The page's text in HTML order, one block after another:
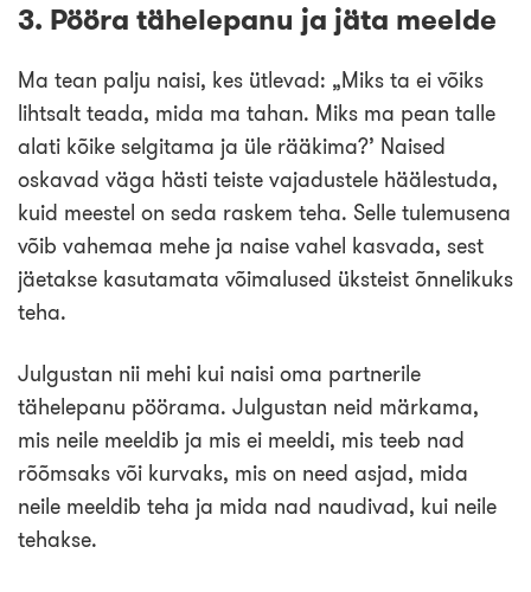
3. Pööra tähelepanu ja jäta meelde
Ma tean palju naisi, kes ütlevad: „Miks ta ei võiks
lihtsalt teada, mida ma tahan. Miks ma pean talle
alati kõike selgitama ja üle rääkima?’ Naised
oskavad väga hästi teiste vajadustele häälestuda,
kuid meestel on seda raskem teha. Selle tulemusena
võib vahemaa mehe ja naise vahel kasvada, sest
jäetakse kasutamata võimalused üksteist õnnelikuks
teha.
Julgustan nii mehi kui naisi oma partnerile
tähelepanu pöörama. Julgustan neid märkama,
mis neile meeldib ja mis ei meeldi, mis teeb nad
rõõmsaks või kurvaks, mis on need asjad, mida
neile meeldib teha ja mida nad naudivad, kui neile
tehakse.